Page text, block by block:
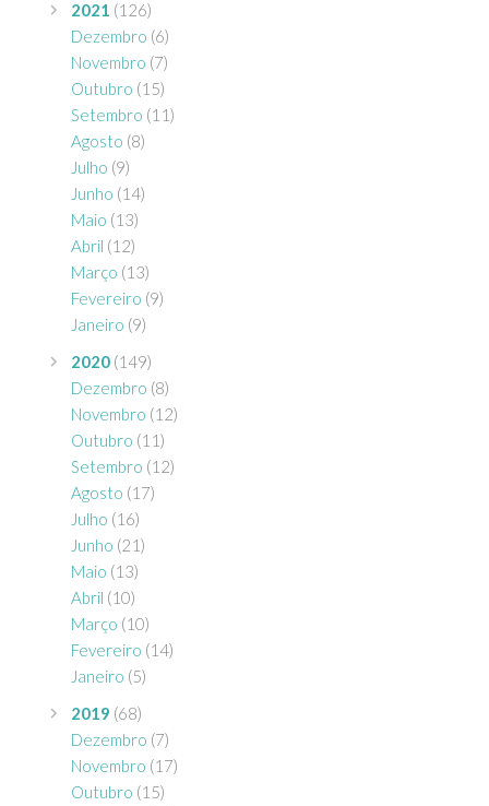
2021 (126)
Dezembro (6)
Novembro (7)
Outubro (15)
Setembro (11)
Agosto (8)
Julho (9)
Junho (14)
Maio (13)
Abril (12)
Março (13)
Fevereiro (9)
Janeiro (9)
2020 (149)
Dezembro (8)
Novembro (12)
Outubro (11)
Setembro (12)
Agosto (17)
Julho (16)
Junho (21)
Maio (13)
Abril (10)
Março (10)
Fevereiro (14)
Janeiro (5)
2019 (68)
Dezembro (7)
Novembro (17)
Outubro (15)